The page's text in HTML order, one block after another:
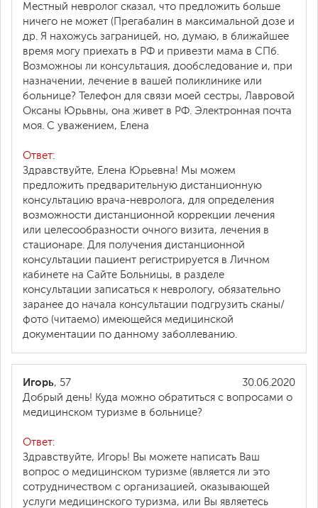
Местный невролог сказал, что предложить больше
ничего не может (Прегабалин в максимальной дозе и
др. Я нахожусь заграницей, но, думаю, в ближайшее
время могу приехать в РФ и привезти мама в СПб.
Возможноы ли консультация, дообследование и, при
назначении, лечение в вашей поликлинике или
больнице? Телефон для связи моей сестры, Лавровой
Оксаны Юрьвны, она живет в РФ. Электронная почта
моя. С уважением, Елена
Ответ:
Здравствуйте, Елена Юрьевна! Мы можем
предложить предварительную дистанционную
консультацию врача-невролога, для определения
возможности дистанционной коррекции лечения
или целесообразности очного визита, лечения в
стационаре. Для получения дистанционной
консультации пациент регистрируется в Личном
кабинете на Сайте Больницы, в разделе
консультации записаться к неврологу, обязательно
заранее до начала консультации подгрузить сканы/
фото (читаемо) имеющейся медицинской
документации по данному заболлеванию.
30.06.2020
Игорь, 57
Добрый день! Куда можно обратиться с вопросами о
медицинском туризме в больнице?
Ответ:
Здравствуйте, Игорь! Вы можете написать Ваш
вопрос о медицинском туризме (является ли это
сотрудничеством с организацией, оказывающей
услуги медицинского туризма, или Вы являетесь